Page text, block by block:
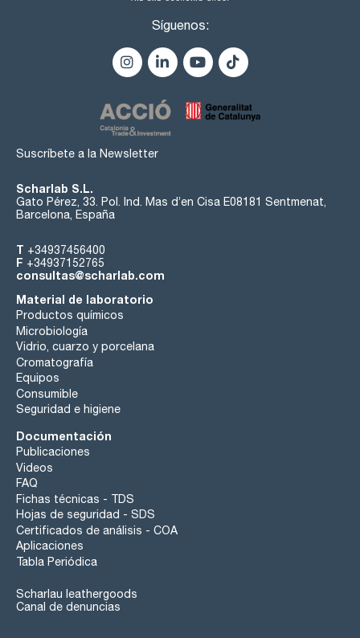
Síguenos:
Suscríbete a la Newsletter
Scharlab S.L.
Gato Pérez, 33. Pol. Ind. Mas d’en Cisa E08181 Sentmenat,
Barcelona, España
T +34937456400
F +34937152765
consultas@scharlab.com
Material de laboratorio
Productos químicos
Microbiología
Vidrio, cuarzo y porcelana
Cromatografía
Equipos
Consumible
Seguridad e higiene
Documentación
Publicaciones
Videos
FAQ
Fichas técnicas - TDS
Hojas de seguridad - SDS
Certificados de análisis - COA
Aplicaciones
Tabla Periódica
Scharlau leathergoods
Canal de denuncias